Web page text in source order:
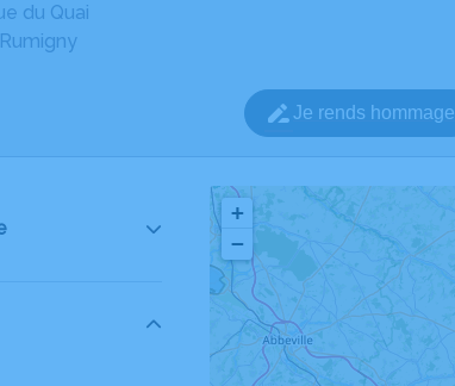
du Quai
Je rends hommage
+
−